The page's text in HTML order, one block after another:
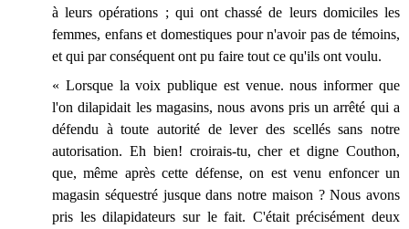
à leurs opérations ; qui ont chassé de leurs domiciles les
femmes, enfans et domestiques pour n'avoir pas de témoins,
et qui par conséquent ont pu faire tout ce qu'ils ont voulu.
« Lorsque la voix publique est venue. nous informer que
l'on dilapidait les magasins, nous avons pris un arrêté qui a
défendu à toute autorité de lever des scellés sans notre
autorisation. Eh bien! croirais-tu, cher et digne Couthon,
que, même après cette défense, on est venu enfoncer un
magasin séquestré jusque dans notre maison ? Nous avons
pris les dilapidateurs sur le fait. C'était précisément deux